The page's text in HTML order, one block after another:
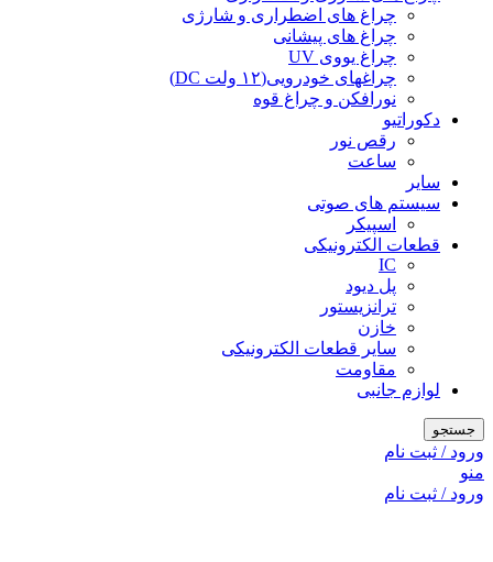
چراغ های اضطراری و شارژی
چراغ های پیشانی
چراغ یووی UV
چراغهای خودرویی(۱۲ ولت DC)
نورافکن و چراغ قوه
دکوراتیو
رقص نور
ساعت
سایر
سیستم های صوتی
اسپیکر
قطعات الکترونیکی
IC
پل دیود
ترانزیستور
خازن
سایر قطعات الکترونیکی
مقاومت
لوازم جانبی
جستجو
ورود / ثبت نام
منو
ورود / ثبت نام